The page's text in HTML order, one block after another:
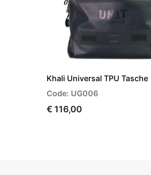
Khali Universal TPU Tasche
Code: UG006
€ 116,00